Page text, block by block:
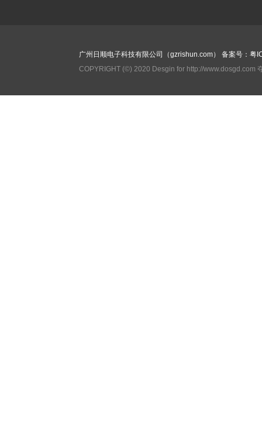
广州日顺电子科技有限公司（gzrishun.com） 备案号：粤
COPYRIGHT (©) 2020 Desgin for http://www.dosgd.com